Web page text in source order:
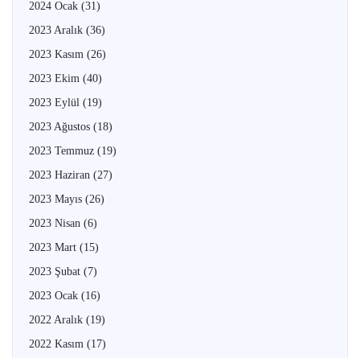
2024 Ocak (31)
2023 Aralık (36)
2023 Kasım (26)
2023 Ekim (40)
2023 Eylül (19)
2023 Ağustos (18)
2023 Temmuz (19)
2023 Haziran (27)
2023 Mayıs (26)
2023 Nisan (6)
2023 Mart (15)
2023 Şubat (7)
2023 Ocak (16)
2022 Aralık (19)
2022 Kasım (17)